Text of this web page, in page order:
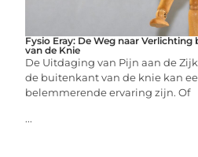
Fysio Eray: De Weg naar
van de Knie
De Uitdaging van Pijn aan de
de buitenkant van de knie kan
belemmerende ervaring zijn. Of
...